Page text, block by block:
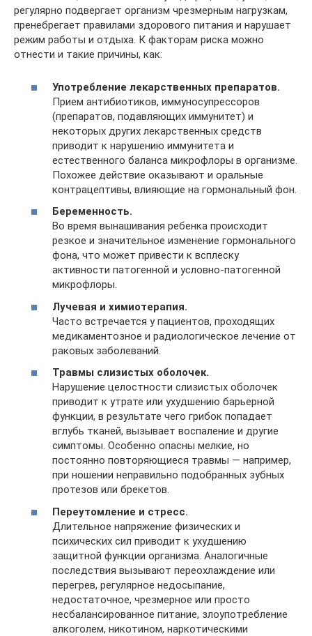
регулярно подвергает организм чрезмерным нагрузкам,
пренебрегает правилами здорового питания и нарушает
режим работы и отдыха. К факторам риска можно
отнести и такие причины, как:
Употребление лекарственных препаратов.
Прием антибиотиков, иммуносупрессоров
(препаратов, подавляющих иммунитет) и
некоторых других лекарственных средств
приводит к нарушению иммунитета и
естественного баланса микрофлоры в организме.
Похожее действие оказывают и оральные
контрацептивы, влияющие на гормональный фон.
Беременность.
Во время вынашивания ребенка происходит
резкое и значительное изменение гормонального
фона, что может привести к всплеску
активности патогенной и условно-патогенной
микрофлоры.
Лучевая и химиотерапия.
Часто встречается у пациентов, проходящих
медикаментозное и радиологическое лечение от
раковых заболеваний.
Травмы слизистых оболочек.
Нарушение целостности слизистых оболочек
приводит к утрате или ухудшению барьерной
функции, в результате чего грибок попадает
вглубь тканей, вызывает воспаление и другие
симптомы. Особенно опасны мелкие, но
постоянно повторяющиеся травмы — например,
при ношении неправильно подобранных зубных
протезов или брекетов.
Переутомление и стресс.
Длительное напряжение физических и
психических сил приводит к ухудшению
защитной функции организма. Аналогичные
последствия вызывают переохлаждение или
перегрев, регулярное недосыпание,
недостаточное, чрезмерное или просто
несбалансированное питание, злоупотребление
алкоголем, никотином, наркотическими